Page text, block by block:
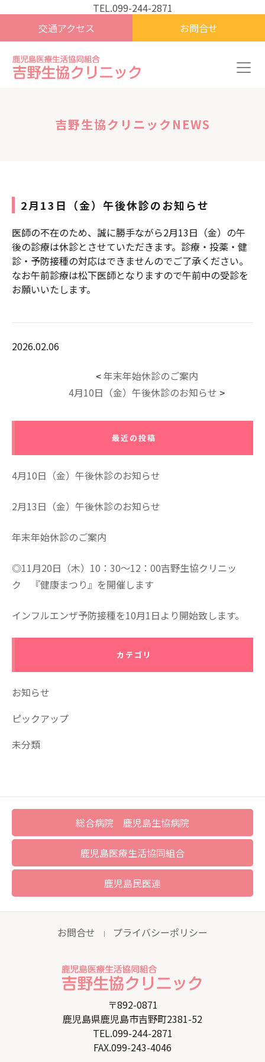
TEL.099-244-2871
交通アクセス
お問合せ
吉野生協クリニックNEWS
2月13日（金）午後休診のお知らせ
医師の不在のため、誠に勝手ながら2月13日（金）の午
後の診療は休診とさせていただきます。診療・投薬・健
診・予防接種の対応はできませんのでご了承ください。
なお午前診療は松下医師となりますので午前中の受診を
お願いいたします。
2026.02.06
< 年末年始休診のご案内
4月10日（金）午後休診のお知らせ >
最近の投稿
4月10日（金）午後休診のお知らせ
2月13日（金）午後休診のお知らせ
年末年始休診のご案内
◎11月20日（木）10：30～12：00吉野生協クリニッ
ク 『健康まつり』を開催します
インフルエンザ予防接種を10月1日より開始致します。
カテゴリ
お知らせ
ピックアップ
未分類
総合病院 鹿児島生協病院
鹿児島医療生活協同組合
鹿児島民医連
お問合せ ｜ プライバシーポリシー
〒892-0871
鹿児島県鹿児島市吉野町2381-52
TEL.099-244-2871
FAX.099-243-4046